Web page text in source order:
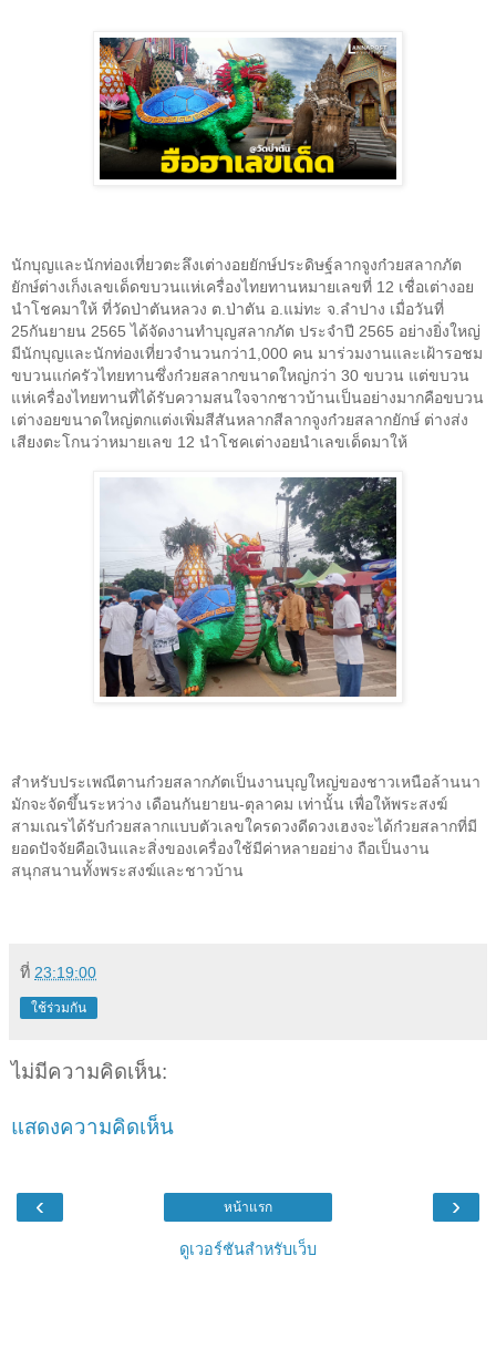
นักบุญและนักท่องเที่ยวตะลึงเต่างอยยักษ์ประดิษฐ์ลากจูงก๋วยสลากภัต
ยักษ์ต่างเก็งเลขเด็ดขบวนแห่เครื่องไทยทานหมายเลขที่ 12 เชื่อเต่างอย
นำโชคมาให้ ที่วัดป่าตันหลวง ต.ป่าตัน อ.แม่ทะ จ.ลำปาง เมื่อวันที่
25กันยายน 2565 ได้จัดงานทำบุญสลากภัต ประจำปี 2565 อย่างยิ่งใหญ่
มีนักบุญและนักท่องเที่ยวจำนวนกว่า1,000 คน มาร่วมงานและเฝ้ารอชม
ขบวนแก่ครัวไทยทานซึ่งก๋วยสลากขนาดใหญ่กว่า 30 ขบวน แต่ขบวน
แห่เครื่องไทยทานที่ได้รับความสนใจจากชาวบ้านเป็นอย่างมากคือขบวน
เต่างอยขนาดใหญ่ตกแต่งเพิ่มสีสันหลากสีลากจูงก๋วยสลากยักษ์ ต่างส่ง
เสียงตะโกนว่าหมายเลข 12 นำโชคเต่างอยนำเลขเด็ดมาให้
สำหรับประเพณีตานก๋วยสลากภัตเป็นงานบุญใหญ่ของชาวเหนือล้านนา
มักจะจัดขึ้นระหว่าง เดือนกันยายน-ตุลาคม เท่านั้น เพื่อให้พระสงฆ์
สามเณรได้รับก๋วยสลากแบบตัวเลขใครดวงดีดวงเฮงจะได้ก๋วยสลากที่มี
ยอดปัจจัยคือเงินและสิ่งของเครื่องใช้มีค่าหลายอย่าง ถือเป็นงาน
สนุกสนานทั้งพระสงฆ์และชาวบ้าน
ที่ 23:19:00
ใช้ร่วมกัน
ไม่มีความคิดเห็น:
แสดงความคิดเห็น
‹ ›
หน้าแรก
ดูเวอร์ชันสำหรับเว็บ